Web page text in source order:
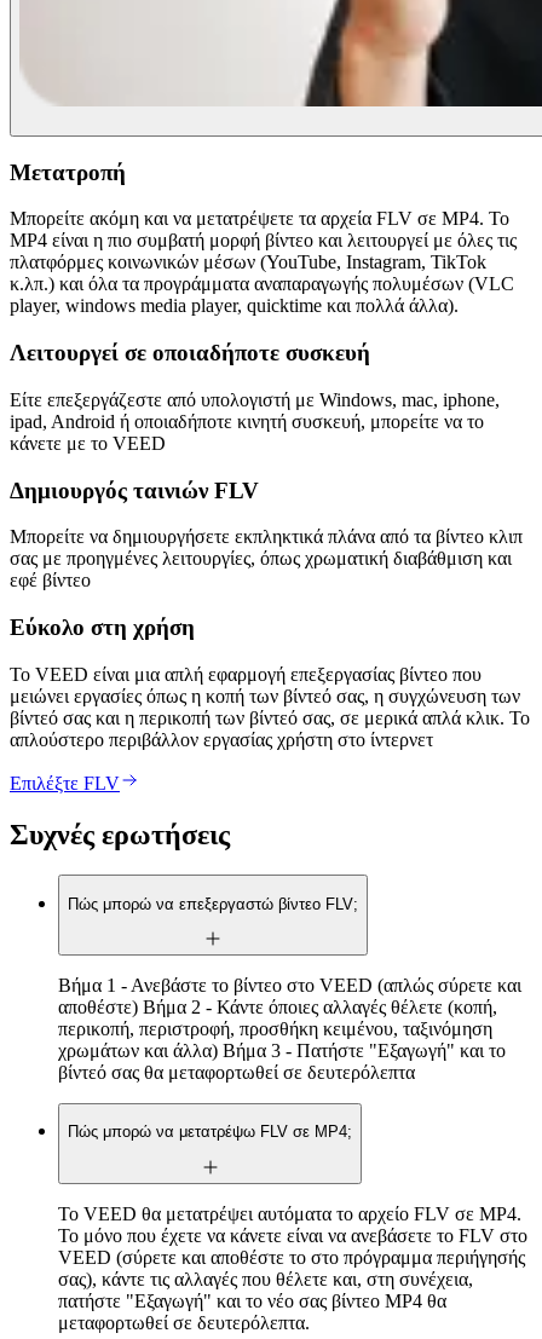
Μετατροπή
Μπορείτε ακόμη και να μετατρέψετε τα αρχεία FLV σε MP4. Το
MP4 είναι η πιο συμβατή μορφή βίντεο και λειτουργεί με όλες τις
πλατφόρμες κοινωνικών μέσων (YouTube, Instagram, TikTok
κ.λπ.) και όλα τα προγράμματα αναπαραγωγής πολυμέσων (VLC
player, windows media player, quicktime και πολλά άλλα).
Λειτουργεί σε οποιαδήποτε συσκευή
Είτε επεξεργάζεστε από υπολογιστή με Windows, mac, iphone,
ipad, Android ή οποιαδήποτε κινητή συσκευή, μπορείτε να το
κάνετε με το VEED
Δημιουργός ταινιών FLV
Μπορείτε να δημιουργήσετε εκπληκτικά πλάνα από τα βίντεο κλιπ
σας με προηγμένες λειτουργίες, όπως χρωματική διαβάθμιση και
εφέ βίντεο
Εύκολο στη χρήση
Το VEED είναι μια απλή εφαρμογή επεξεργασίας βίντεο που
μειώνει εργασίες όπως η κοπή των βίντεό σας, η συγχώνευση των
βίντεό σας και η περικοπή των βίντεό σας, σε μερικά απλά κλικ. Το
απλούστερο περιβάλλον εργασίας χρήστη στο ίντερνετ
Επιλέξτε FLV
Συχνές ερωτήσεις
Πώς μπορώ να επεξεργαστώ βίντεο FLV;
Βήμα 1 - Ανεβάστε το βίντεο στο VEED (απλώς σύρετε και
αποθέστε) Βήμα 2 - Κάντε όποιες αλλαγές θέλετε (κοπή,
περικοπή, περιστροφή, προσθήκη κειμένου, ταξινόμηση
χρωμάτων και άλλα) Βήμα 3 - Πατήστε "Εξαγωγή" και το
βίντεό σας θα μεταφορτωθεί σε δευτερόλεπτα
Πώς μπορώ να μετατρέψω FLV σε MP4;
Το VEED θα μετατρέψει αυτόματα το αρχείο FLV σε MP4.
Το μόνο που έχετε να κάνετε είναι να ανεβάσετε το FLV στο
VEED (σύρετε και αποθέστε το στο πρόγραμμα περιήγησής
σας), κάντε τις αλλαγές που θέλετε και, στη συνέχεια,
πατήστε "Εξαγωγή" και το νέο σας βίντεο MP4 θα
μεταφορτωθεί σε δευτερόλεπτα.